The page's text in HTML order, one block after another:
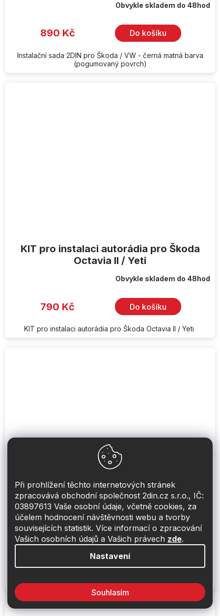
Při prohlížení těchto internetových stránek
zpracovává obchodní společnost 2din.cz s.r.o., IČ:
03897613 Vaše osobní údaje, včetně cookies, za
účelem hodnocení návštěvnosti webu a tvorby
souvisejících statistik. Více informací o zpracování
Vašich osobních údajů a Vašich právech zde.
Nastavení
Souhlasím
Obvykle skladem do 48hod
890 Kč Do košíku
Instalační sada 2DIN pro Škoda / VW - černá matná barva
(pogumovaný povrch)
KIT pro instalaci autorádia pro Škoda
Octavia II / Yeti
Obvykle skladem do 48hod
790 Kč Do košíku
KIT pro instalaci autorádia pro Škoda Octavia II / Yeti
Redukční rámeček 1din pro Škoda Fabia III
Obvykle skladem do 48hod
Do košíku
Rámeček 1DIN autorádia ŠKODA Fabia III. (14->)